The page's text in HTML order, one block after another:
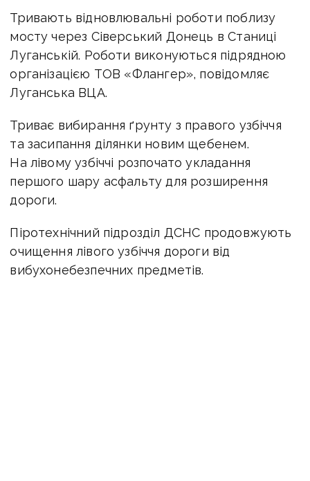
Тривають відновлювальні роботи поблизу
мосту через Сіверський Донець в Станиці
Луганській. Роботи виконуються підрядною
організацією ТОВ «Флангер», повідомляє
Луганська ВЦА.
Триває вибирання ґрунту з правого узбіччя
та засипання ділянки новим щебенем.
На лівому узбіччі розпочато укладання
першого шару асфальту для розширення
дороги.
Піротехнічний підрозділ ДСНС продовжують
очищення лівого узбіччя дороги від
вибухонебезпечних предметів.